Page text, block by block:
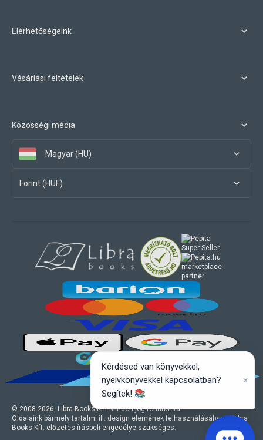
Elérhetőségeink
Vásárlási feltételek
Közösségi média
Magyar (HU)
Forint (HUF)
© 2008-2026, Libra Books Kft. Minden jog fenntartva.
Oldalaink bármely tartalmi ill. design elemének felhasználásához a Libra
Books Kft. előzetes írásbeli engedélye szükséges.
marketplace
partner
Kérdésed van könyvekkel,
nyelvkönyvekkel kapcsolatban?
Segítek! 📚
×